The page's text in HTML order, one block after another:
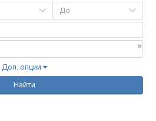
До
×
Доп. опции
Найти